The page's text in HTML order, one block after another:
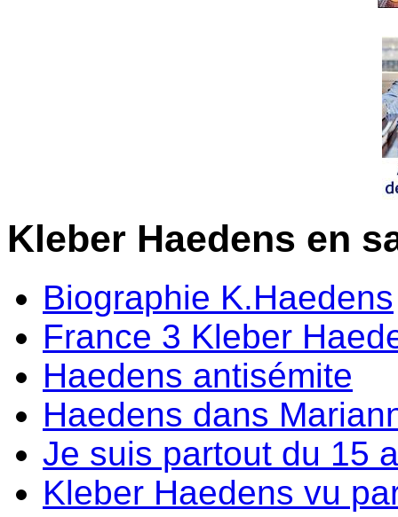
Kleber Haedens en
Biographie K.Haedens
France 3 Kleber
Haedens antisémite
Haedens dans
Je suis partout du 15
Kleber Haedens vu